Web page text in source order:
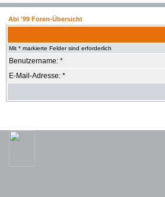
Abi '99 Foren-Übersicht
Mit * markierte Felder sind erforderlich
Benutzername: *
E-Mail-Adresse: *